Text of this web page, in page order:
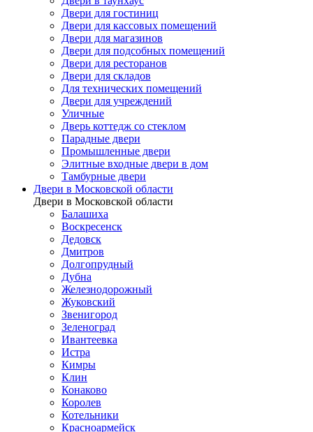
Двери для гостиниц
Двери для кассовых помещений
Двери для магазинов
Двери для подсобных помещений
Двери для ресторанов
Двери для складов
Для технических помещений
Двери для учреждений
Уличные
Дверь коттедж со стеклом
Парадные двери
Промышленные двери
Элитные входные двери в дом
Тамбурные двери
Двери в Московской области
Двери в Московской области
Балашиха
Воскресенск
Дедовск
Дмитров
Долгопрудный
Дубна
Железнодорожный
Жуковский
Звенигород
Зеленоград
Ивантеевка
Истра
Кимры
Клин
Конаково
Королев
Котельники
Красноармейск